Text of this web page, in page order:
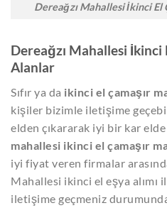
Dereağzı Mahallesi İkinci
Dereağzı Mahallesi İkinci
Alanlar
Sıfır ya da ikinci el çamaşır
kişiler bizimle iletişime
elden çıkararak iyi bir kar
mahallesi ikinci el çamaşır
iyi fiyat veren firmalar
Mahallesi ikinci el eşya alımı
iletişime geçmeniz